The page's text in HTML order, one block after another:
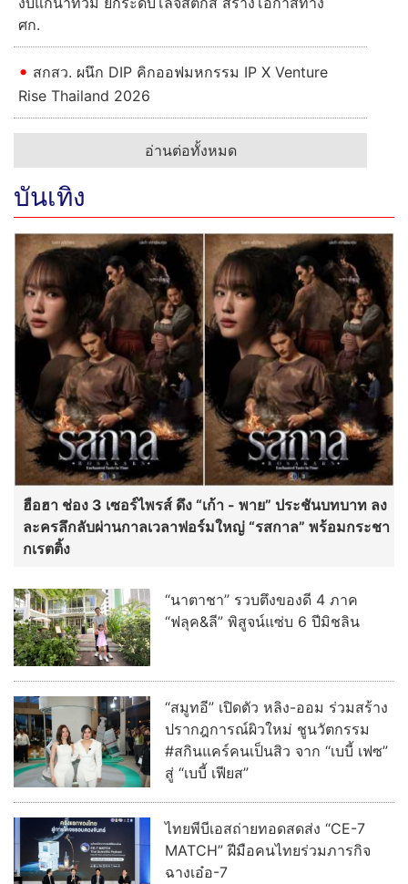
ศก.
สกสว. ผนึก DIP คิกออฟมหกรรม IP X Venture
Rise Thailand 2026
อ่านต่อทั้งหมด
บันเทิง
ฮือฮา ช่อง 3 เซอร์ไพรส์ ดึง “เก้า - พาย” ประชันบทบาท ลง
ละครลึกลับผ่านกาลเวลาฟอร์มใหญ่ “รสกาล” พร้อมกระชา
กเรตติ้ง
“นาตาชา” รวบตึงของดี 4 ภาค
“ฟลุค&ลี” พิสูจน์แซ่บ 6 ปีมิชลิน
“สมูทอี” เปิดตัว หลิง-ออม ร่วมสร้าง
ปรากฎการณ์ผิวใหม่ ชูนวัตกรรม
#สกินแคร์คนเป็นสิว จาก “เบบี้ เฟซ”
สู่ “เบบี้ เฟียส”
ไทยพีบีเอสถ่ายทอดสดส่ง “CE-7
MATCH” ฝีมือคนไทยร่วมภารกิจ
ฉางเอ๋อ-7